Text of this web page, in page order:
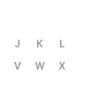
J K
L
V W
X